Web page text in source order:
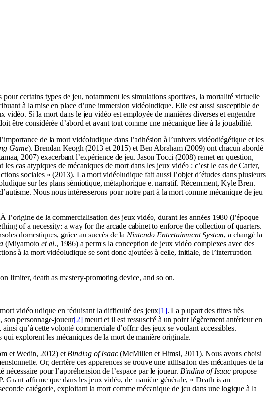
certains types de jeu, notamment les simulations sportives, la mortalité virtuelle
à la mise en place d’une immersion vidéoludique. Elle est aussi susceptible de
Si la mort dans le jeu vidéo est employée de manières diverses et engendre
être considérée d’abord et avant tout comme une mécanique liée à la jouabilité.
de la mort vidéoludique dans l’adhésion à l’univers vidéodiégétique et les
Game). Brendan Keogh (2013 et 2015) et Ben Abraham (2009) ont chacun abordé
2007) exacerbant l’expérience de jeu. Jason Tocci (2008) remet en question,
cas atypiques de mécaniques de mort dans les jeux vidéo : c’est le cas de Carter,
sociales » (2013). La mort vidéoludique fait aussi l’objet d’études dans plusieurs
sur les plans sémiotique, métaphorique et narratif. Récemment, Kyle Brent
Nous nous intéresserons pour notre part à la mort comme mécanique de jeu
de la commercialisation des jeux vidéo, durant les années 1980 (l’époque
of a necessity: a way for the arcade cabinet to enforce the collection of quarters.
domestiques, grâce au succès de la Nintendo Entertainment System, a changé la
(Miyamoto et al., 1986) a permis la conception de jeux vidéo complexes avec des
à la mort vidéoludique se sont donc ajoutées à celle, initiale, de l’interruption
limiter, death as mastery-promoting device, and so on.
vidéoludique en réduisant la difficulté des jeux[1]. La plupart des titres très
son personnage-joueur[2] meurt et il est ressuscité à un point légèrement antérieur en
qu’à cette volonté commerciale d’offrir des jeux se voulant accessibles.
explorent les mécaniques de la mort de manière originale.
et Wedin, 2012) et Binding of Isaac (McMillen et Himsl, 2011). Nous avons choisi
Or, derrière ces apparences se trouve une utilisation des mécaniques de la
pour l’appréhension de l’espace par le joueur. Binding of Isaac propose
affirme que dans les jeux vidéo, de manière générale, « Death is an
catégorie, exploitant la mort comme mécanique de jeu dans une logique à la